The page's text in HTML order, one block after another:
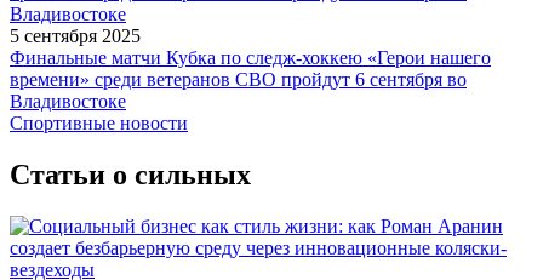
5 сентября 2025
Финальные матчи Кубка по следж-хоккею «Герои нашего
времени» среди ветеранов СВО пройдут 6 сентября во
Владивостоке
Спортивные новости
Статьи о сильных